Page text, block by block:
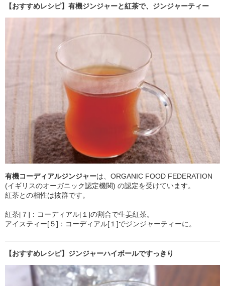
【おすすめレシピ】有機ジンジャーと紅茶で、ジンジャーティー
有機コーディアルジンジャーは、ORGANIC FOOD FEDERATION
(イギリスのオーガニック認定機関) の認定を受けています。
紅茶との相性は抜群です。
紅茶[７]：コーディアル[１]の割合で生姜紅茶。
アイスティー[５]：コーディアル[１]でジンジャーティーに。
【おすすめレシピ】ジンジャーハイボールですっきり